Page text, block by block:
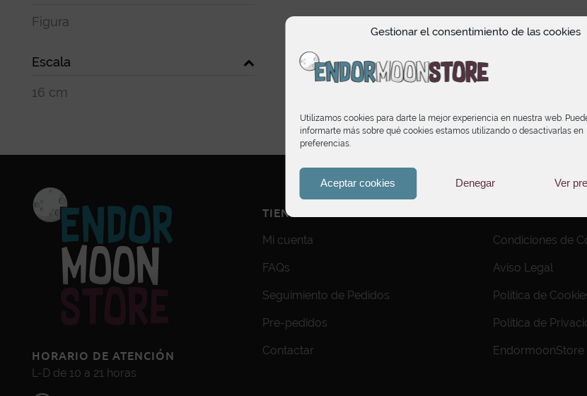
Gestionar el consentimiento de las cookies
Utilizamos cookies para darte la mejor experiencia en nuestra web.
informarte más sobre qué cookies estamos utilizando o desactivarlas en
preferencias.
Aceptar cookies Denegar Ver
Figura
Escala
16 cm
HORARIO DE ATENCIÓN
L-D de 10 a 21 horas
TIENDA
Mi cuenta
FAQs
Seguimiento de Pedidos
Pre-pedidos
Contactar
Condiciones de
Aviso Legal
Política de
Política de
EndormoonStore